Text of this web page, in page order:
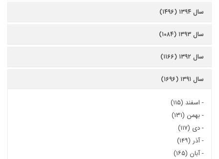
سال ۱۳۹۴ (۱۴۹۶)
سال ۱۳۹۳ (۱۰۸۴)
سال ۱۳۹۲ (۱۱۶۶)
سال ۱۳۹۱ (۱۶۹۶)
- اسفند (۱۱۵)
-بهمن (۱۳۱)
-دی (۱۱۷)
-آذر (۱۴۹)
-آبان (۱۶۵)